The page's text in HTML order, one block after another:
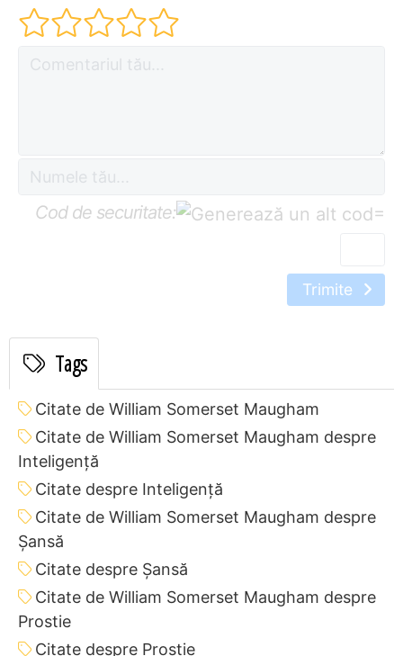
Cod de securitate: =
Trimite
Tags
Citate de William Somerset Maugham
Citate de William Somerset Maugham despre
Inteligență
Citate despre Inteligență
Citate de William Somerset Maugham despre
Șansă
Citate despre Șansă
Citate de William Somerset Maugham despre
Prostie
Citate despre Prostie